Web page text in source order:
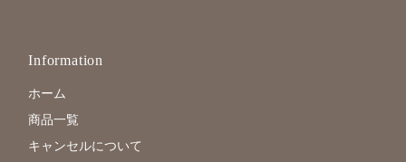
Information
ホーム
商品一覧
キャンセルについて